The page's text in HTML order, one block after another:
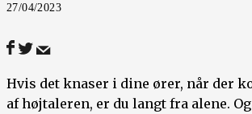
27/04/2023
Hvis det knaser i dine ører, når der
af højtaleren, er du langt fra alene.